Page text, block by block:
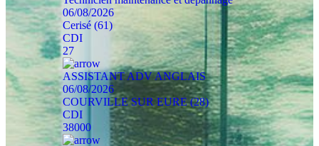
06/08/2026
Cerisé (61)
CDI
27
ASSISTANT ADV ANGLAIS
06/08/2026
COURVILLE SUR EURE (28)
CDI
38000